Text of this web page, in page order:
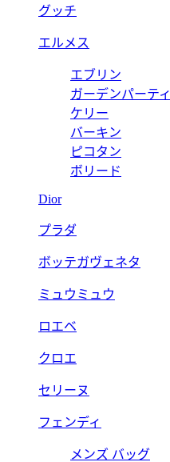
グッチ
エルメス
エブリン
ガーデンパーティ
ケリー
バーキン
ピコタン
ボリード
Dior
プラダ
ボッテガヴェネタ
ミュウミュウ
ロエベ
クロエ
セリーヌ
フェンディ
メンズ バッグ